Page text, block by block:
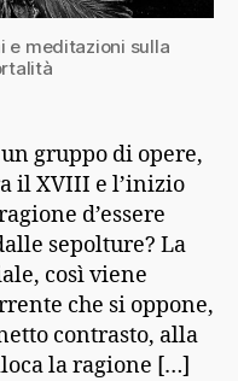
e meditazioni sulla
gruppo di opere,
il XVIII e l’inizio
d’essere
sepolture? La
così viene
che si oppone,
contrasto, alla
la ragione […]